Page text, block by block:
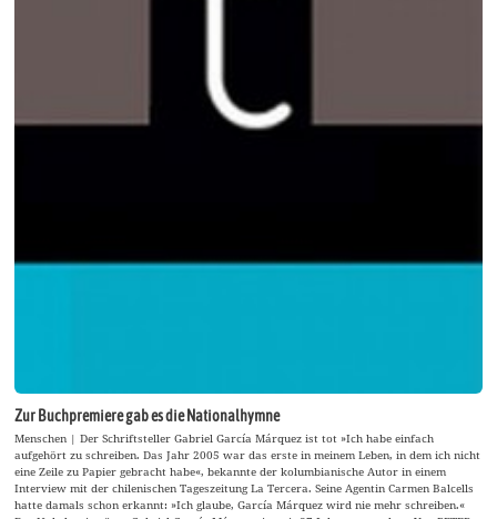
Zur Buchpremiere gab es die Nationalhymne
Menschen | Der Schriftsteller Gabriel García Márquez ist tot »Ich habe einfach
aufgehört zu schreiben. Das Jahr 2005 war das erste in meinem Leben, in dem ich nicht
eine Zeile zu Papier gebracht habe«, bekannte der kolumbianische Autor in einem
Interview mit der chilenischen Tageszeitung La Tercera. Seine Agentin Carmen Balcells
hatte damals schon erkannt: »Ich glaube, García Márquez wird nie mehr schreiben.«